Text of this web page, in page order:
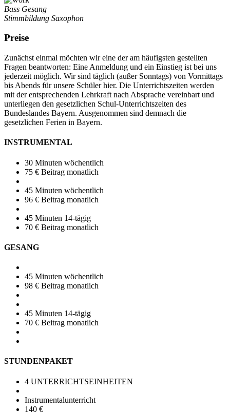
Bass Gesang
Stimmbildung Saxophon
Preise
Zunächst einmal möchten wir eine der am häufigsten gestellten
Fragen beantworten: Eine Anmeldung und ein Einstieg ist bei uns
jederzeit möglich. Wir sind täglich (außer Sonntags) von Vormittags
bis Abends für unsere Schüler hier. Die Unterrichtszeiten werden
mit der entsprechenden Lehrkraft nach Absprache vereinbart und
unterliegen den gesetzlichen Schul-Unterrichtszeiten des
Bundeslandes Bayern. Ausgenommen sind demnach die
gesetzlichen Ferien in Bayern.
INSTRUMENTAL
30 Minuten wöchentlich
75 € Beitrag monatlich
45 Minuten wöchentlich
96 € Beitrag monatlich
45 Minuten 14-tägig
70 € Beitrag monatlich
GESANG
45 Minuten wöchentlich
98 € Beitrag monatlich
45 Minuten 14-tägig
70 € Beitrag monatlich
STUNDENPAKET
4 UNTERRICHTSEINHEITEN
Instrumentalunterricht
140 €